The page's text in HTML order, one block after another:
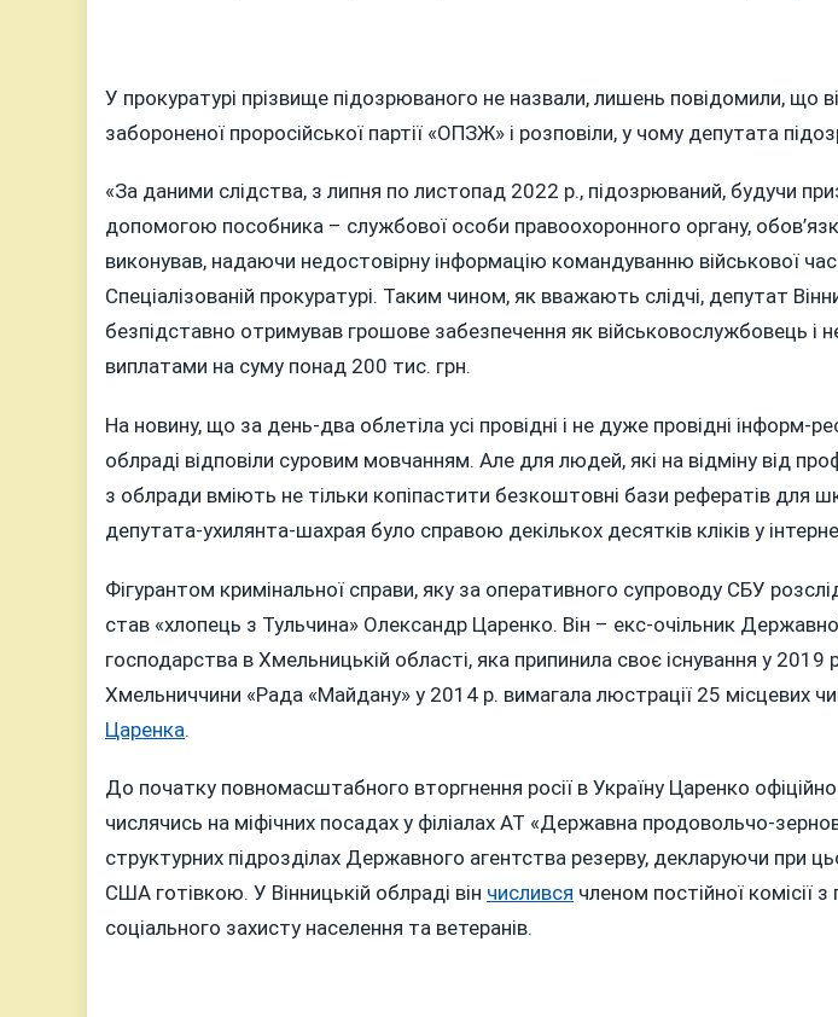
У прокуратурі прізвище підозрюваного не назвали, лишень повідомили, що
забороненої проросійської партії «ОПЗЖ» і розповіли, у чому депутата
«За даними слідства, з липня по листопад 2022 р., підозрюваний, будучи
допомогою пособника – службової особи правоохоронного органу,
виконував, надаючи недостовірну інформацію командуванню військової
Спеціалізованій прокуратурі. Таким чином, як вважають слідчі, депутат
безпідставно отримував грошове забезпечення як військовослужбовець і
виплатами на суму понад 200 тис. грн.
На новину, що за день-два облетіла усі провідні і не дуже провідні інформ-
облраді відповіли суровим мовчанням. Але для людей, які на відміну від
з облради вміють не тільки копіпастити безкоштовні бази рефератів для
депутата-ухилянта-шахрая було справою декількох десятків кліків у
Фігурантом кримінальної справи, яку за оперативного супроводу СБУ
став «хлопець з Тульчина» Олександр Царенко. Він – екс-очільник Державної
господарства в Хмельницькій області, яка припинила своє існування у 2019
Хмельниччини «Рада «Майдану» у 2014 р. вимагала люстрації 25 місцевих
Царенка.
До початку повномасштабного вторгнення росії в Україну Царенко офіційно
числячись на міфічних посадах у філіалах АТ «Державна продовольчо-
структурних підрозділах Державного агентства резерву, декларуючи при
США готівкою. У Вінницькій облраді він числився членом постійної комісії
соціального захисту населення та ветеранів.